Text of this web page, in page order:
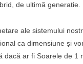
de ultimă generație.
ale sistemului
ca dimensiune și
ar fi Soarele de 1